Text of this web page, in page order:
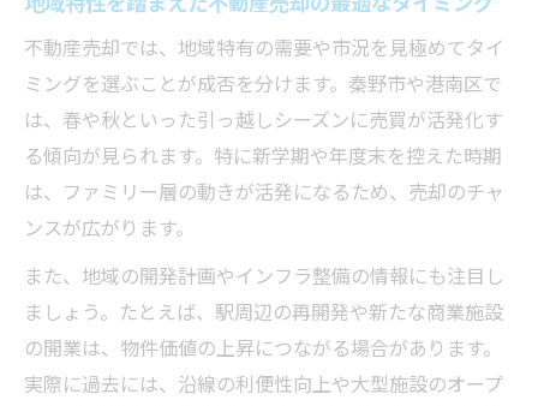
不動産売却では、地域特有の需要や市況を見極めてタイ
ミングを選ぶことが成否を分けます。秦野市や港南区で
は、春や秋といった引っ越しシーズンに売買が活発化す
る傾向が見られます。特に新学期や年度末を控えた時期
は、ファミリー層の動きが活発になるため、売却のチャ
ンスが広がります。
また、地域の開発計画やインフラ整備の情報にも注目し
ましょう。たとえば、駅周辺の再開発や新たな商業施設
の開業は、物件価値の上昇につながる場合があります。
実際に過去には、沿線の利便性向上や大型施設のオープ